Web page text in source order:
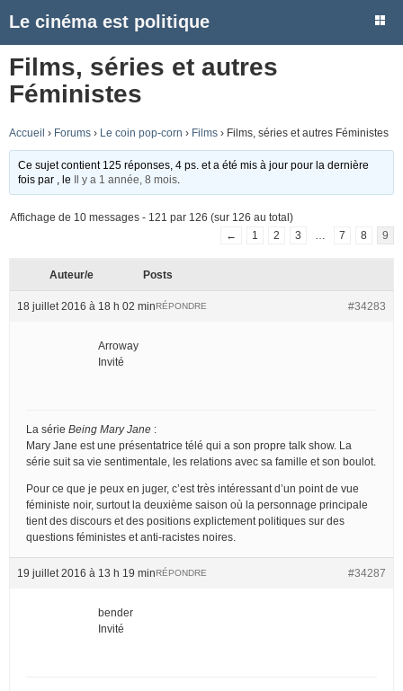
Le cinéma est politique
Films, séries et autres
Féministes
Accueil › Forums › Le coin pop-corn › Films › Films, séries et autres Féministes
Ce sujet contient 125 réponses, 4 ps. et a été mis à jour pour la dernière
fois par
, le Il y a 1 année, 8 mois
Affichage de 10 messages - 121 par 126 (sur 126 au total)
←
1 2 3 7 8 9
Auteur/e Posts
18 juillet 2016 à 18 h 02 min #34283
RÉPONDRE
Arroway
Invité
La série Being Mary Jane :
Mary Jane est une présentatrice télé qui a son propre talk show. La
série suit sa vie sentimentale, les relations avec sa famille et son boulot.
Pour ce que je peux en juger, c’est très intéressant d’un point de vue
féministe noir, surtout la deuxième saison où la personnage principale
tient des discours et des positions explictement politiques sur des
questions féministes et anti-racistes noires.
19 juillet 2016 à 13 h 19 min #34287
RÉPONDRE
bender
Invité